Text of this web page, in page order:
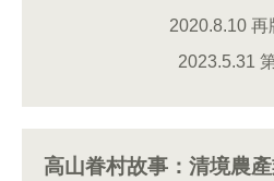
2020.8.10 再
2023.5.31
高山眷村故事：清境農